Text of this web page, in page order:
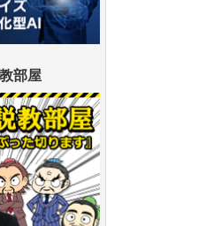
部屋